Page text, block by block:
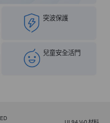
突波保護
兒童安全活門